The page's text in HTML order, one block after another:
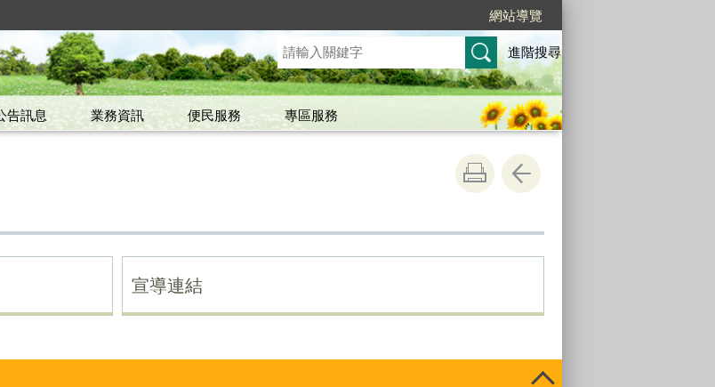
網站導覽
進階搜尋
告訊息 業務資訊 便民服務
專區服務
宣導連結